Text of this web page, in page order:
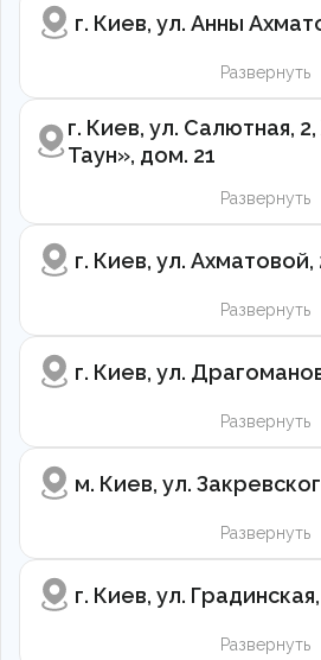
Психотерапия
Стоматология
Эндокринология
Отоларингология
Неврология
Ортопедія і травматологія
Гастроэнтерология
Массаж и реабилитация
Электронные рецепты
Онлайн консультация
Акционные предложения
Блог
Контакты
Facebook Instagram
Записаться на
г. Киев, ул. Анны
Развернуть
г. Киев, ул. Салютная,
Таун», дом. 21
Развернуть
г. Киев, ул. Ахматовой,
Развернуть
г. Киев, ул.
Развернуть
м. Киев, ул.
Развернуть
г. Киев, ул.
Развернуть